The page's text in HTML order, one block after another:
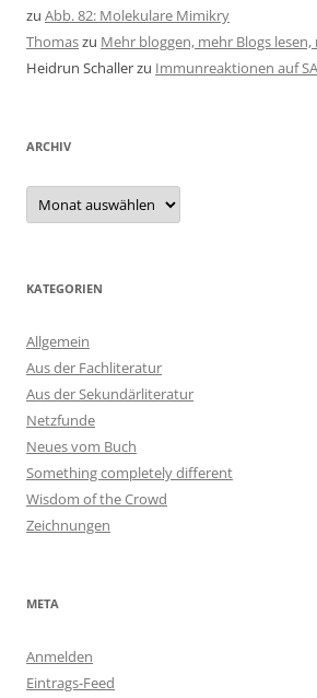
zu Abb. 82: Molekulare Mimikry
Thomaszu Mehr bloggen, mehr Blogs
Heidrun Schallerzu Immunreaktionen auf
ARCHIV
Archiv
KATEGORIEN
Allgemein
Aus der Fachliteratur
Aus der Sekundärliteratur
Netzfunde
Neues vom Buch
Something completely different
Wisdom of the Crowd
Zeichnungen
META
Anmelden
Eintrags-Feed